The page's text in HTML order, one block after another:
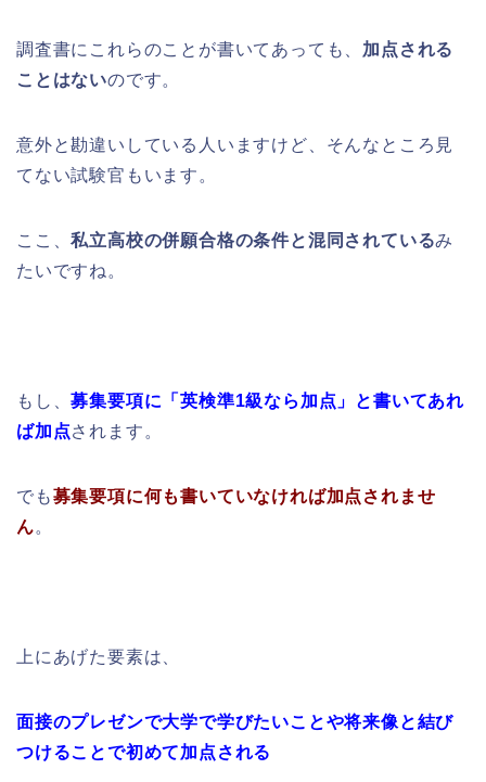
調査書にこれらのことが書いてあっても、 加点される
ことはないのです。
意外と勘違いしている人いますけど、そんなところ見
てない試験官もいます。
ここ、私立高校の併願合格の条件と混同されているみ
たいですね。
もし、募集要項に「英検準1級なら加点」と書いてあれ
ば加点されます。
でも募集要項に何も書いていなければ加点されませ
ん。
上にあげた要素は、
面接のプレゼンで大学で学びたいことや将来像と結び
つけることで初めて加点される